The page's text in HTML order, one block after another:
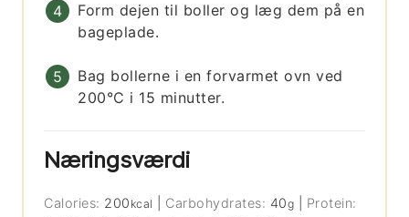
Form dejen til boller og læg dem på en
bageplade.
Bag bollerne i en forvarmet ovn ved
200°C i 15 minutter.
Næringsværdi
Calories: 200 kcal Carbohydrates: 40g
Protein: